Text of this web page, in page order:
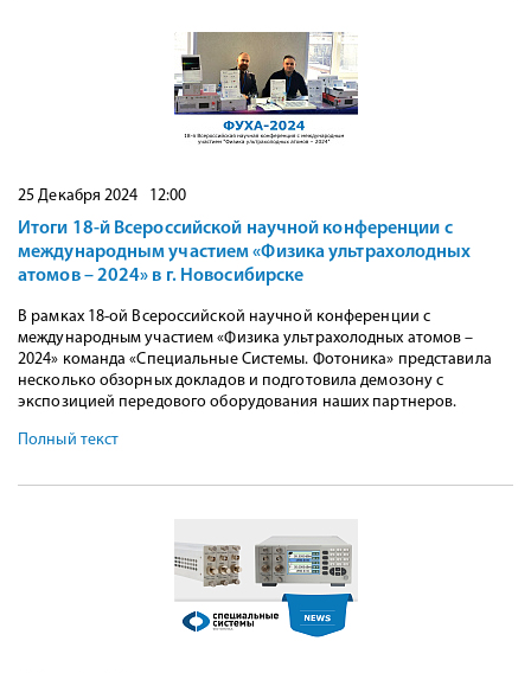
25 Декабря 2024 12:00
Итоги 18-й Всероссийской научной конференции с
международным участием «Физика ультрахолодных
атомов – 2024» в г. Новосибирске
В рамках 18-ой Всероссийской научной конференции с
международным участием «Физика ультрахолодных атомов –
2024» команда «Специальные Системы. Фотоника» представила
несколько обзорных докладов и подготовила демозону с
экспозицией передового оборудования наших партнеров.
Полный текст